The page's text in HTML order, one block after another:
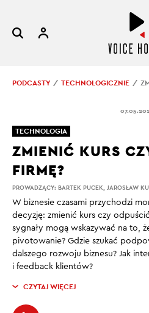
PODCASTY TECHNOLOGICZNIE
PROWADZĄCY: BARTEK PUCEK, JAROSŁAW
ZMIENIĆ KURS
FIRMĘ?
W biznesie czasami przychodzi
decyzję: zmienić kurs czy
sygnały mogą wskazywać na to,
pivotowanie? Gdzie szukać
dalszego rozwoju biznesu? Jak
i feedback klientów?
CZYTAJ WIĘCEJ
TECHNOLOGIA